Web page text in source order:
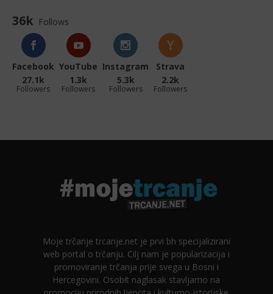
36k Follows
Facebook
27.1k
Followers
YouTube
1.3k
Followers
Instagram
5.3k
Followers
Strava
2.2k
Followers
Moje trčanje trcanje.net je prvi bh specijalizirani
web portal o trčanju. Cilj nam je popularizacija i
promoviranje trčanja prije svega u Bosni i
Hercegovini. Osobit naglasak stavljamo na